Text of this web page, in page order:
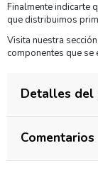
Finalmente indicarte
que distribuimos
Visita nuestra
componentes que se
Detalles del
Comentarios